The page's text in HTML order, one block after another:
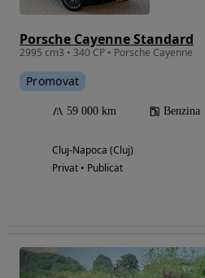
Porsche Cayenne Standard
2995 cm3 • 340 CP • Porsche Cayenne
Promovat
59 000 km Benzina
Cluj-Napoca (Cluj)
Privat • Publicat